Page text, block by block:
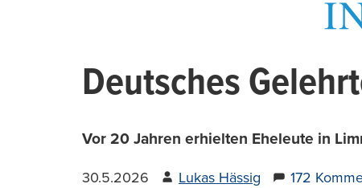
Deutsches
Vor 20 Jahren erhielten Eheleute in
30.5.2026 Lukas Hässig 172